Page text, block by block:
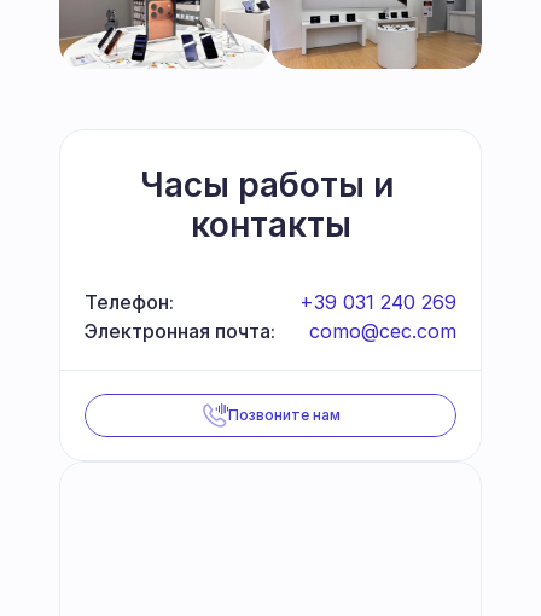
Часы работы и
контакты
Телефон:
+39 031 240 269
Электронная почта:
como@cec.com
Позвоните нам